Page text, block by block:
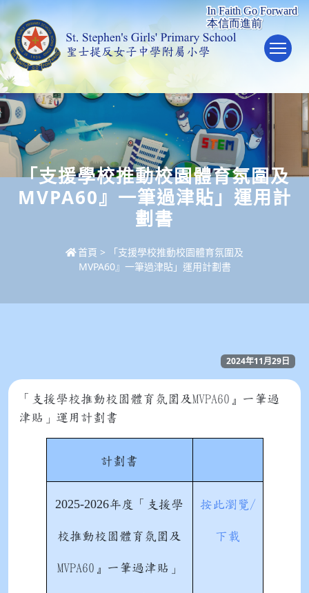
「支援學校推動校園體育氛圍及
MVPA60』一筆過津貼」運用計
劃書
首頁 >
「支援學校推動校園體育氛圍及
MVPA60』一筆過津貼」運用計劃書
2024年11月29日
「支援學校推動校園體育氛圍及MVPA60』一筆過
津貼」運用計劃書
計劃書
2025-2026年度 「支援學
校推動校園體育氛圍及
MVPA60』一筆過津貼」
按此瀏覽/
下載